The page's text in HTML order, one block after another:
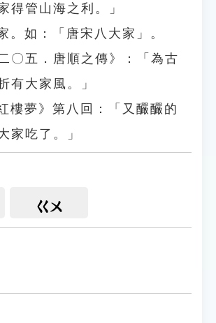
得管山海之利。」
。如：「唐宋八大家」。
〇五．唐順之傳》：「為古
有大家風。」
樓夢》第八回：「又釅釅的
家吃了。」
ㄍㄨ